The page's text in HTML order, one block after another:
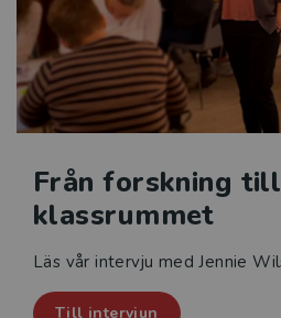
Från forskning
klassrummet
Läs vår intervju med Jennie
Till intervjun